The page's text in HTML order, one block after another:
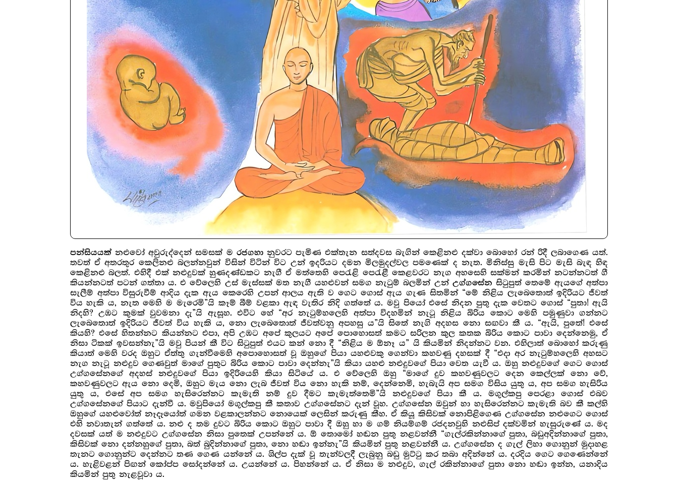
පන්සියයක් නළුවෝ අවුරුද්දෙන් සමසක් ම රජගහා නුවරට පැමිණ එක්තැන සත්දවස බැගින් කෙළිනළු දක්වා බොහෝ රන් රිදී ලබාගෙණ යත්.
තවත් ඒ අතරතුර කෙලිනළු බලන්නවුන් විසින් විටින් විට උන් ඉදරියට දමන මිලමුදල්වල පමණෙක් ද නැත. මිනිස්සු මැසි පිට මැසි බැඳ හිඳ
කෙළිනළු බලත්. එහිදී එක් නළුදුවක් හුණදණ්ඩකට නැගී ඒ මත්තෙහි පෙරැළි පෙරැළී කෙළවරට නැග අහසෙහි සක්මන් කරමින් නටන්නටත් ගී
කියන්නටත් පටන් ගත්තා ය. එ වේලෙහි උස් මැස්සක් මත නැගී යහළුවන් සමග නැටුම් බලමින් උන් උග්ගසේන සිටුපුත් තෙමේ ඇයගේ අත්පා
සැලීම් අත්පා විසුරුවීම් ආදිය දැක ඇය කෙරෙහි උපන් ආලය ඇති ව ගෙට ගොස් ඇය ගැණ සිතමින් “මේ නිළිය ලැබෙතොත් ඉදිරියට ජීවත්
විය හැකි ය, නැත මෙහි ම මැරෙමි”යි කෑම් බීම් වළකා ඇඳ වැතිර නිදි ගත්තේ ය. මවු පියෝ එසේ නිදන පුතු දැක වෙතට ගොස් “පුතා! ඇයි
නිදහි? උඹට කුමක් වුවමනා දැ”යි ඇසූහ. එවිට හේ “අර නැටුම්හලෙහි අත්පා විදහමින් නැටූ නිළිය බිරිය කොට මෙහි පමුණුවා ගන්නට
ලැබෙතොත් ඉදිරියට ජීවත් විය හැකි ය, නො ලැබෙතොත් ජීවත්වනු අපහසු ය”යි සිතේ නැගි අදහස නො සඟවා කී ය. “ඇයි, පුතේ! එසේ
කියහි? එසේ හිතන්නට කියන්නට එපා, අපි උඹට අපේ කුලයට අපේ පොහොසත් කමට සරිලන කුල කතක බිරිය කොට පාවා දෙන්නෙමු, ඒ
නිසා ටිකක් ඉවසන්නැ”යි මවු පියන් කී විට සිටුපුත් එයට කන් නො දී “නිළිය ම ඕනෑ ය” යි කියමින් නිදන්නට වන. එහිලාත් බොහෝ කරුණු
කියාත් මෙහි වරද ඔහුට ඒත්තු ගැන්වීමෙහි අපොහොසත් වූ ඔහුගේ පියා යහළුවකු ගෙන්වා කහවණු දහසක් දී “එදා අර නැටුම්හලෙහි අහසට
නැග නැටූ නළුදුව ගෙණවුත් මාගේ පුතුට බිරිය කොට පාවා දෙන්නැ”යි කියා යහළු නළුදුවගේ පියා වෙත යැවී ය. ඔහු නළුදුවගේ ගෙට ගොස්
උග්ගසේනගේ අදහස් නළුදුවගේ පියා ඉදිරියෙහි කියා සිටියේ ය. එ‍ වේලෙහි ඔහු “මාගේ දුව කහවණුවලට දෙන කෙල්ලක් නො වේ,
කහවණුවලට ඇය නො දෙමි, ඔහුට මැය නො ලැබ ජීවත් විය නො හැකි නම්, දෙන්නෙමි, හැබැයි අප සමග විසිය යුතු ය, අප සමග හැසිරිය
යුතු ය, එසේ අප සමග හැසිරෙන්නට කැමැති නම් දුව දීමට කැමැත්තෙමි”යි නළුදුවගේ පියා කී ය. මගුල්කපු පෙරළා ගොස් එබව
උග්ගසේනගේ පියාට දැන්වී ය. මවුපියෝ මගුල්කපු කී කතාව උග්ගසේනට දැන් වූහ. උග්ගසේන ඔවුන් හා හැසිරෙන්නට කැමැති බව කී කල්හි
ඔහුගේ යහළුවෝත් නෑදෑයෝත් ගමන වළකාලන්නට නොයෙක් ලෙසින් කරුණු කීහ. ඒ කියූ කිසිවක් නොපිළිගෙණ උග්ගසේන නළුගෙට ගොස්
එහි නවාතැන් ගත්තේ ය. නළු ද තම දුවට බිරිය කොට ඔහුට පාවා දී ඔහු හා ම ගම් නියම්ගම් රජදනවුහි නළුසිප් දක්වමින් හැසුරුණේ ය. මද
දවසක් යත් ම නළුදුවට උග්ගසේන නිසා පුතෙක් උපන්නේ ය. ඕ තොමෝ හඬන පුතු නළවන්නී “ගැල්රකින්නාගේ පුතා, බඩුඅදින්නාගේ පුතා,
කිසිවක් නො දන්නහුගේ පුතා, බත් බුදින්නාගේ පුතා, නො හඬා ඉන්නැ”යි කියමින් පුතු නළවන්නී ය. උග්ගසේන ද ගැල් ලිහා ගොනුන් මුදාහළ
තැනට ගොනුන්ට දෙන්නට තණ ගෙණ යන්නේ ය. ශිල්ප දැක් වූ තැන්වලදී ලැබුනු බඩු මුට්ටු කර තබා අදින්නේ ය. දරදිය ගෙට ගෙණෙන්නේ
ය. හැළිවළන් පිඟන් කෝප්ප සෝදන්නේ ය. උයන්නේ ය. පිහන්නේ ය. ඒ නිසා ම නළුදුව, ගැල් රකින්නාගේ පුතා නො හඬා ඉන්න, යනාදිය
කියමින් පුතු නැළවූවා ය.